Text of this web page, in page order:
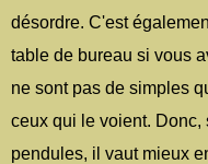
désordre. C'est
table de bureau si vous
ne sont pas de simples
ceux qui le voient.
pendules, il vaut mieux